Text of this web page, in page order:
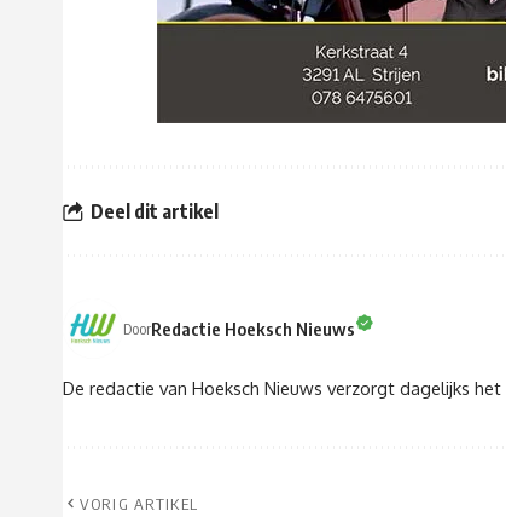
Deel dit artikel
DoorRedactie Hoeksch Nieuws
De redactie van Hoeksch Nieuws verzorgt dagelijks
VORIG ARTIKEL